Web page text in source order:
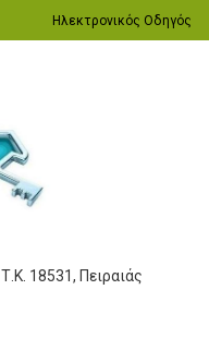
Ηλεκτρονικός Οδηγός
Τ.Κ. 18531, Πειραιάς